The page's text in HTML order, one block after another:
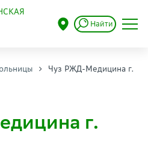
Найти
Чуз РЖД-Медицина г.
г.